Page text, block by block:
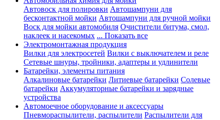
Автовоск для полировки Автошампуни для
бесконтактной мойки Автошампуни для ручной мойки
Воск для мойки автомобиля Очистители битума, смол,
наклеек и насекомых ... Показать все
Электромонтажная продукция
Вилки для электросетей Вилки с выключателем и реле
Сетевые шнуры, тройники, адаптеры и удлинители
Батарейки, элементы питания
Алкалиновые батарейки Литиевые батарейки Солевые
батарейки Аккумуляторные батарейки и зарядные
устройства
Автомоечное оборудование и аксессуары
Пневмораспылители, распылители Распылители для